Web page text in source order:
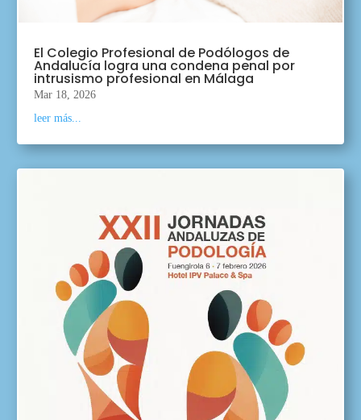
El Colegio Profesional de Podólogos de
Andalucía logra una condena penal por
intrusismo profesional en Málaga
Mar 18, 2026
leer más...